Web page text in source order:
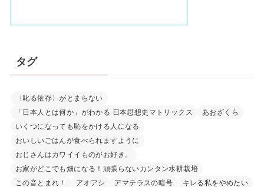
タグ
〈叱る依存〉がとまらない
「日本人とは何か」がわかる 日本思想史マトリックス
あおざくら
いくつになっても恥をかける人になる
おいしいごはんが食べられますように
おじさんはカワイイものがお好き。
お家がどこでも畑になる！頑張らないカンタン水耕栽培
この音とまれ！
アオアシ アマテラスの暗号 キレる私をやめたい